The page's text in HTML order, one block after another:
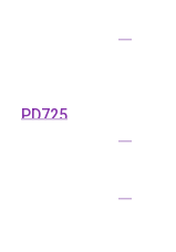
...
PD725
...
...